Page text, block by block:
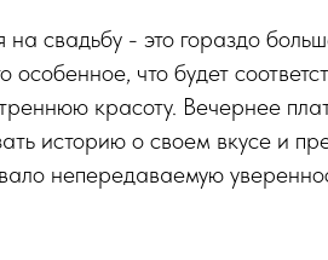
на свадьбу - это гораздо
что будет
красоту. Вечернее
историю о своем вкусе и
непередаваемую